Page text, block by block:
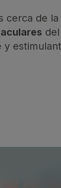
cerca de
y